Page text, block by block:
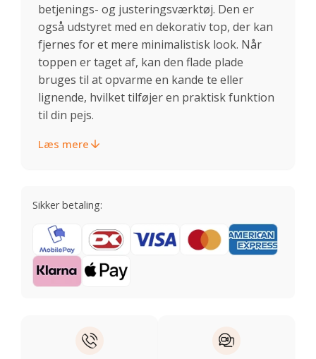
betjenings- og justeringsværktøj. Den er
også udstyret med en dekorativ top, der kan
fjernes for et mere minimalistisk look. Når
toppen er taget af, kan den flade plade
bruges til at opvarme en kande te eller
lignende, hvilket tilføjer en praktisk funktion
til din pejs.
Læs mere
Sikker betaling: